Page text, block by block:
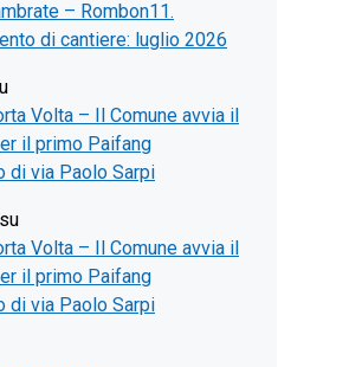
– Rombon11.
di cantiere: luglio 2026
Volta – Il Comune avvia il
il primo Paifang
di via Paolo Sarpi
su
Volta – Il Comune avvia il
il primo Paifang
di via Paolo Sarpi